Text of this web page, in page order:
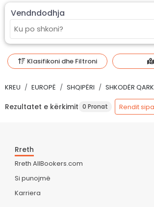
Vendndodhja
Klasifikoni dhe Filtroni
KREU EUROPË SHQIPËRI SHKODËR QARK
Rezultatet e kërkimit 0 Pronat
Rreth
Rreth AllBookers.com
Si punojmë
Karriera